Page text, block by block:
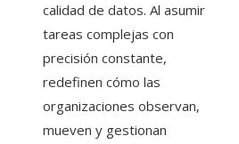
calidad de datos. Al asumir
tareas complejas con
precisión constante,
redefinen cómo las
organizaciones observan,
mueven y gestionan